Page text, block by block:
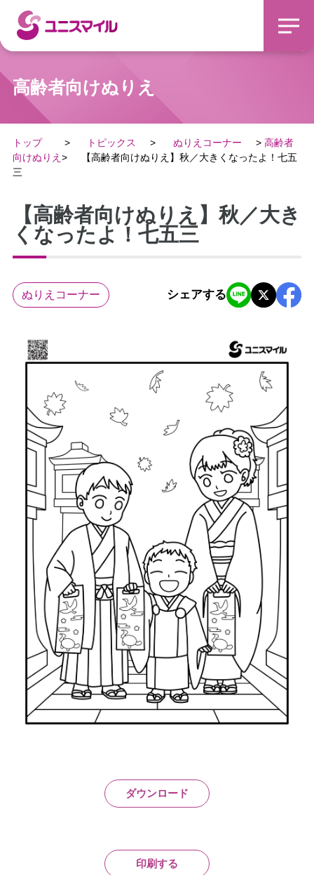
高齢者向けぬりえ
トップ トピックス ぬりえコーナー
高齢者
向けぬりえ
【高齢者向けぬりえ】秋／大きくなったよ！七五
三
【高齢者向けぬりえ】秋／大き
くなったよ！七五三
ぬりえコーナー シェアする
ダウンロード
印刷する